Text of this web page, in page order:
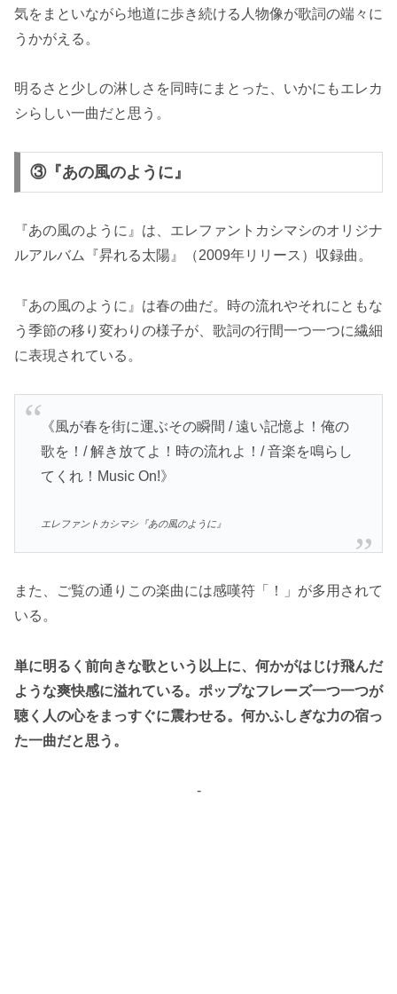
気をまといながら地道に歩き続ける人物像が歌詞の端々に
うかがえる。
明るさと少しの淋しさを同時にまとった、いかにもエレカ
シらしい一曲だと思う。
③『あの風のように』
『あの風のように』は、エレファントカシマシのオリジナ
ルアルバム『昇れる太陽』（2009年リリース）収録曲。
『あの風のように』は春の曲だ。時の流れやそれにともな
う季節の移り変わりの様子が、歌詞の行間一つ一つに繊細
に表現されている。
《風が春を街に運ぶその瞬間 / 遠い記憶よ！俺の
歌を！/ 解き放てよ！時の流れよ！/ 音楽を鳴らし
てくれ！Music On!》
エレファントカシマシ『あの風のように』
また、ご覧の通りこの楽曲には感嘆符「！」が多用されて
いる。
単に明るく前向きな歌という以上に、何かがはじけ飛んだ
ような爽快感に溢れている。ポップなフレーズ一つ一つが
聴く人の心をまっすぐに震わせる。何かふしぎな力の宿っ
た一曲だと思う。
-